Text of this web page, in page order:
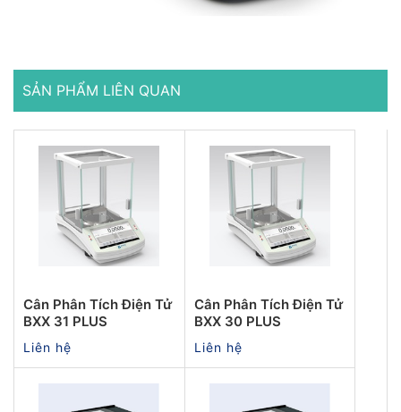
SẢN PHẨM LIÊN QUAN
Cân Phân Tích Điện Tử
BXX 31 PLUS
Liên hệ
Cân Phân Tích Điện Tử
BXX 30 PLUS
Liên hệ